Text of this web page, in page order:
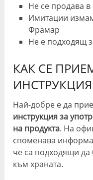
Не се продава в
Имитации
Фрамар
Не е подходящ
КАК СЕ
ИНСТРУКЦИЯ
Най-добре е да
инструкция за
на продукта. На
споменава
че са подходящи
към храната.